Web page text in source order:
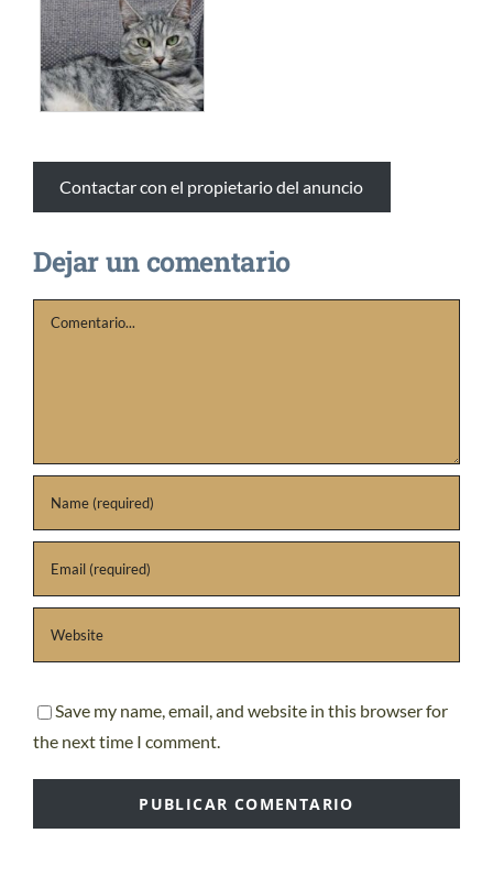
Contactar con el propietario del anuncio
Dejar un comentario
Comentario
Save my name, email, and website in this browser for
the next time I comment.